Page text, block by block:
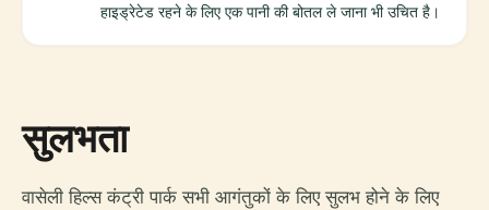
हाइड्रेटेड रहने के लिए एक पानी की बोतल ले जाना भी उचित है।
सुलभता
वासेली हिल्स कंट्री पार्क सभी आगंतुकों के लिए सुलभ होने के लिए